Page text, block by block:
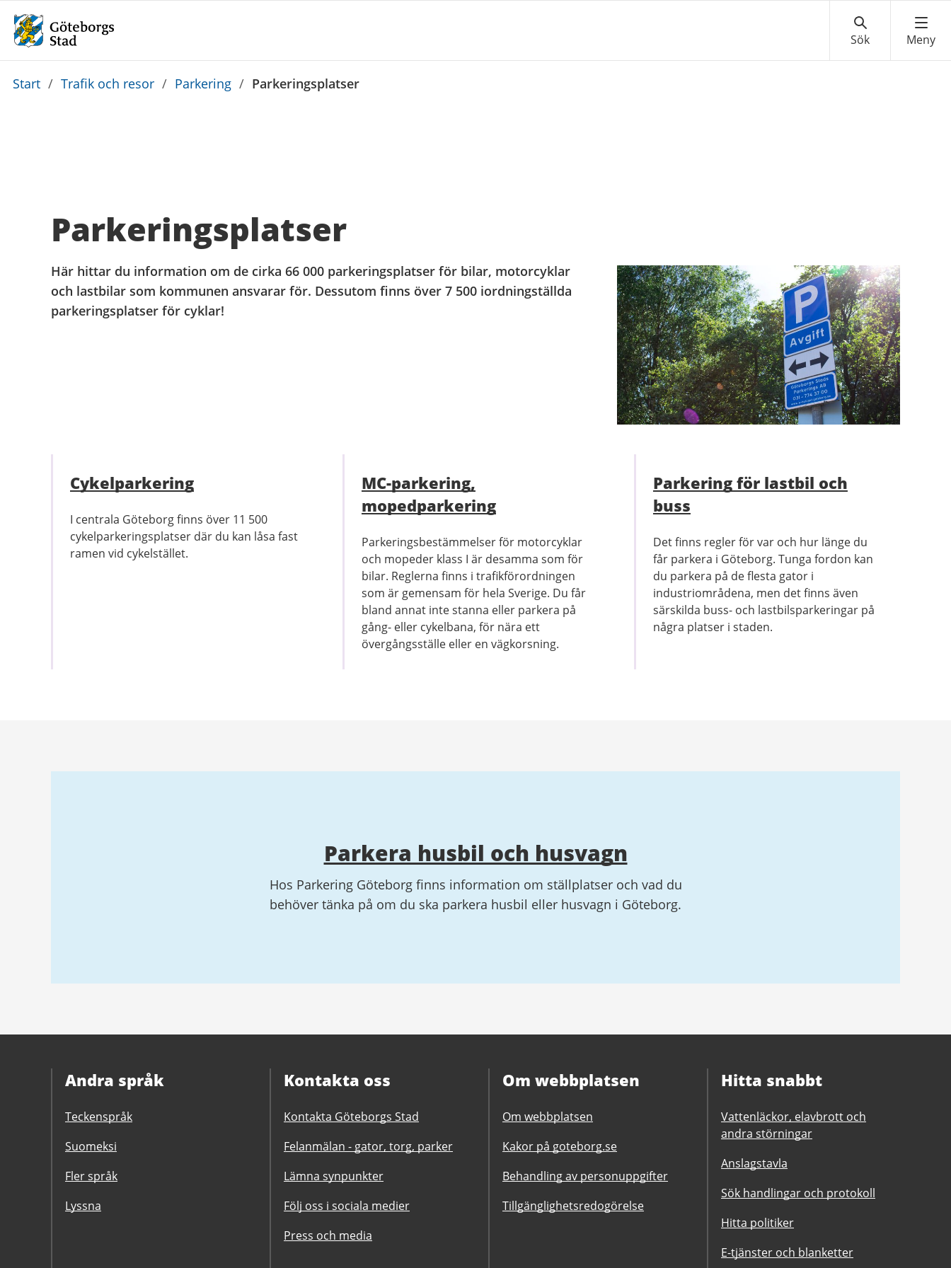
Du
Start / Trafik och resor / Parkering / Parkeringsplatser
Parkeringsplatser
Här hittar du information om de cirka 66 000 parkeringsplatser för bilar, motorcyklar
och lastbilar som kommunen ansvarar för. Dessutom finns över 7 500 iordningställda
parkeringsplatser för cyklar!
Cykelparkering
I centrala Göteborg finns över 11 500
cykelparkeringsplatser där du kan låsa fast
ramen vid cykelstället.
MC-parkering,
mopedparkering
Parkeringsbestämmelser för motorcyklar
och mopeder klass I är desamma som för
bilar. Reglerna finns i trafikförordningen
som är gemensam för hela Sverige. Du får
bland annat inte stanna eller parkera på
gång- eller cykelbana, för nära ett
övergångsställe eller en vägkorsning.
Parkering för lastbil och
buss
Det finns regler för var och hur länge du
får parkera i Göteborg. Tunga fordon kan
du parkera på de flesta gator i
industriområdena, men det finns även
särskilda buss- och lastbilsparkeringar på
några platser i staden.
Parkera husbil och husvagn
Hos Parkering Göteborg finns information om ställplatser och vad du
behöver tänka på om du ska parkera husbil eller husvagn i Göteborg.
Andra språk
Teckenspråk
Suomeksi
Fler språk
Lyssna
Kontakta oss
Kontakta Göteborgs Stad
Felanmälan - gator, torg, parker
Lämna synpunkter
Följ oss i sociala medier
Press och media
Om webbplatsen
Om webbplatsen
Kakor på goteborg.se
Behandling av personuppgifter
Tillgänglighetsredogörelse
Hitta snabbt
Vattenläckor, elavbrott och
andra störningar
Anslagstavla
Sök handlingar och protokoll
Hitta politiker
E-tjänster och blanketter